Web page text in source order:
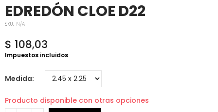
EDREDÓN CLOE D22
SKU: N/A
$ 108,03
Impuestos incluidos
Medida
Producto disponible con otras opciones